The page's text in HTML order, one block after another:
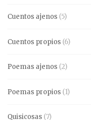
Cuentos ajenos (5)
Cuentos propios (6)
Poemas ajenos (2)
Poemas propios (1)
Quisicosas (7)